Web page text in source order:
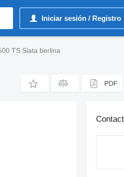
Iniciar sesión / Registro
TS Siata berlina
PDF